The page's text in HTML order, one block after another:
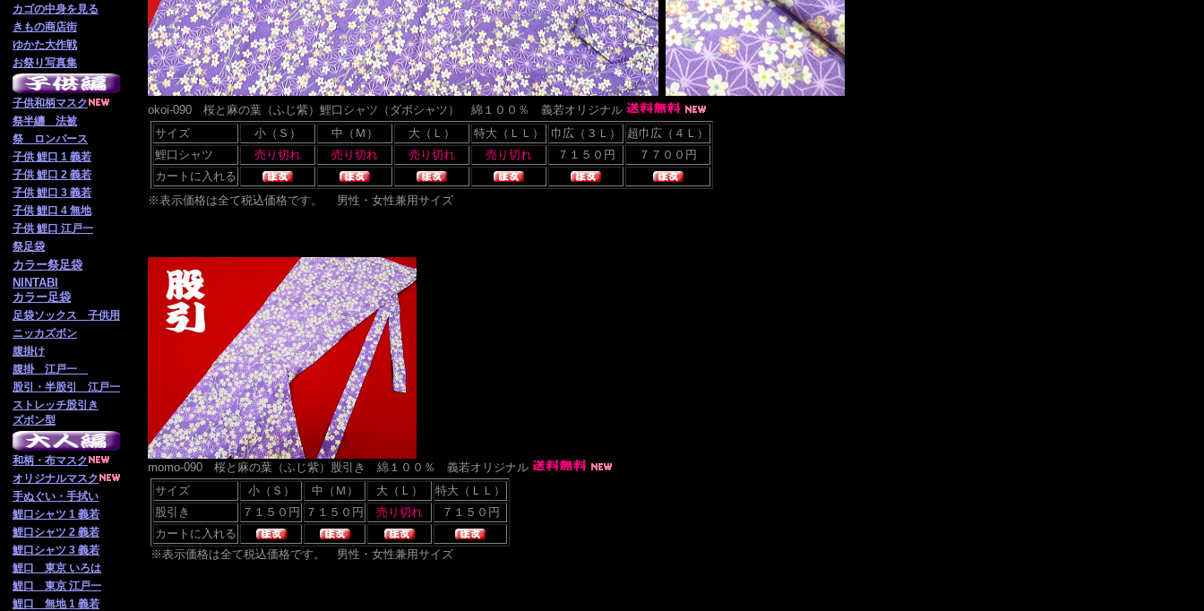
カゴの中身を見る
きもの商店街
ゆかた大作戦
お祭り写真集
子供和柄マスク
祭半纏 法被
祭 ロンパース
子供 鯉口 1 義若
子供 鯉口 2 義若
子供 鯉口 3 義若
子供 鯉口 4 無地
子供 鯉口 江戸一
祭足袋
カラー祭足袋
NINTABI
カラー足袋
足袋ソックス 子供用
ニッカズボン
腹掛け
腹掛 江戸一
股引・半股引 江戸一
ストレッチ股引き
ズボン型
和柄・布マスク
オリジナルマスク
手ぬぐい・手拭い
鯉口シャツ 1 義若
鯉口シャツ 2 義若
鯉口シャツ 3 義若
鯉口 東京 いろは
鯉口 東京 江戸一
鯉口 無地 1 義若
okoi-090 桜と麻の葉（ふじ紫）鯉口シャツ（ダボシャツ） 綿１００％ 義若オリジナル
サイズ
小（Ｓ） 中（Ｍ） 大（Ｌ） 特大（ＬＬ） 巾広（３Ｌ）
超巾広（４Ｌ）
鯉口シャツ
カートに入れる
※表示価格は全て税込価格です。
男性・女性兼用サイズ
momo-090 桜と麻の葉（ふじ紫）股引き 綿１００％ 義若オリジナル
サイズ
小（Ｓ） 中（Ｍ） 大（Ｌ）
特大（ＬＬ）
股引き
カートに入れる
※表示価格は全て税込価格です。 男性・女性兼用サイズ